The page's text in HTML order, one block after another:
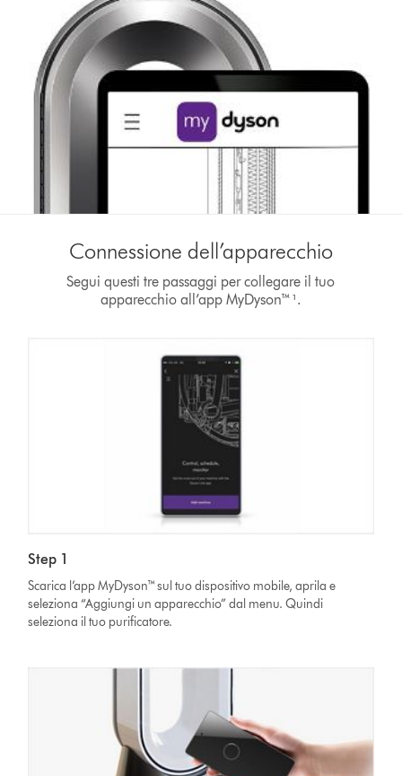
Connessione dell’apparecchio
Segui questi tre passaggi per collegare il tuo
apparecchio all’app MyDyson™¹.
Step 1
Scarica l’app MyDyson™ sul tuo dispositivo mobile, aprila e
seleziona “Aggiungi un apparecchio” dal menu. Quindi
seleziona il tuo purificatore.